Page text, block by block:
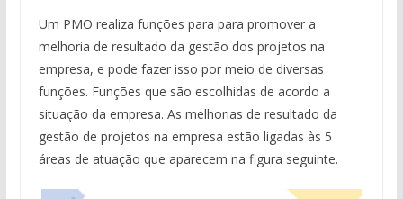
Um PMO realiza funções para para promover a
melhoria de resultado da gestão dos projetos na
empresa, e pode fazer isso por meio de diversas
funções. Funções que são escolhidas de acordo a
situação da empresa. As melhorias de resultado da
gestão de projetos na empresa estão ligadas às 5
áreas de atuação que aparecem na figura seguinte.